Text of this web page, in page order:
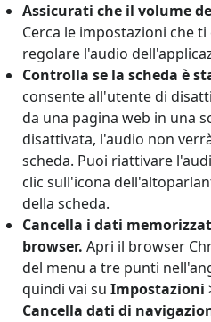
Assicurati che il volume
Cerca le impostazioni che
regolare l'audio
Controlla se la scheda è
consente all'utente di
da una pagina web in una
disattivata, l'audio non
scheda. Puoi riattivare
clic sull'icona
della scheda.
Cancella i dati
browser. Apri il browser
del menu a tre punti
quindi vai su Impostazioni
Cancella dati di